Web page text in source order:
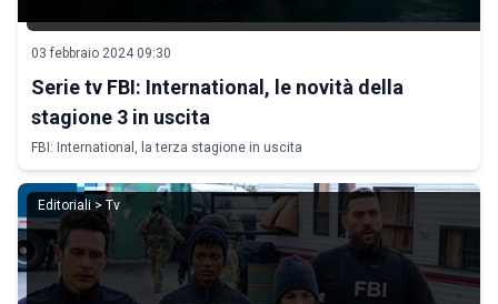
03 febbraio 2024 09:30
Serie tv FBI: International, le novità della
stagione 3 in uscita
FBI: International, la terza stagione in uscita
Editoriali > Tv